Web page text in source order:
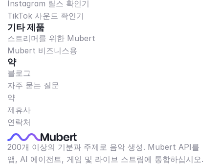
Instagram 릴스 확인기
TikTok 사운드 확인기
기타 제품
스트리머를 위한 Mubert
Mubert 비즈니스용
약
블로그
자주 묻는 질문
약
제휴사
연락처
200개 이상의 기분과 주제로 음악 생성. Mubert API를
앱, AI 에이전트, 게임 및 라이브 스트림에 통합하십시오.